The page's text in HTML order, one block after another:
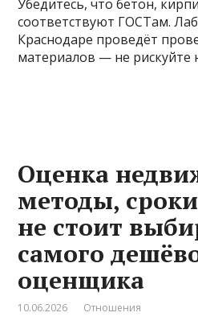
Убедитесь, что бетон,
соответствуют ГОСТам.
Краснодаре проведёт
материалов — не рискуйте
Оценка
методы,
не стоит
самого
оценщика
10.06.2026 Отношения